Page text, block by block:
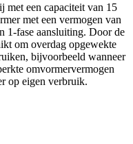
met een capaciteit van 15
met een vermogen van
1-fase aansluiting. Door de
om overdag opgewekte
bijvoorbeeld wanneer
omvormervermogen
op eigen verbruik.